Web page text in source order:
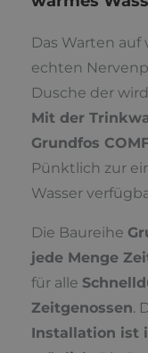
Das Warten auf
echten
Dusche der
Mit der
Grundfos
Pünktlich zur
Wasser
Die Baureihe
jede Menge
für alle
Zeitgenossen.
Installation ist